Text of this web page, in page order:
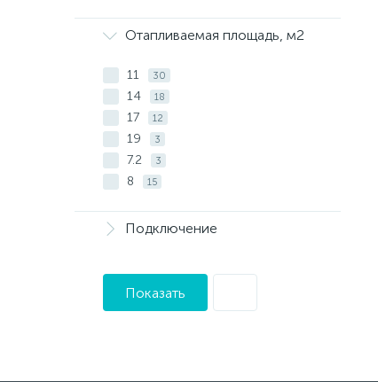
Отапливаемая площадь, м2
11 30
14 18
17 12
19 3
7.2 3
8 15
Подключение
Показать